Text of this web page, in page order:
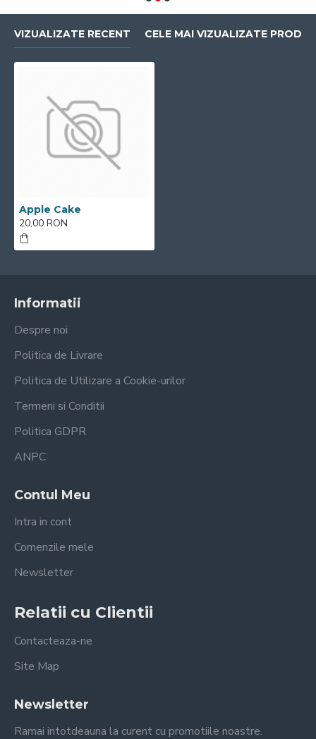
VIZUALIZATE RECENT CELE MAI VIZUALIZATE
Apple Cake
20,00 RON
Informatii
Despre noi
Politica de Livrare
Politica de Utilizare a Cookie-urilor
Termeni si Conditii
Politica GDPR
ANPC
Contul Meu
Intra in cont
Comenzile mele
Newsletter
Relatii cu Clientii
Contacteaza-ne
Site Map
Newsletter
Ramai intotdeauna la curent cu promotiile noastre.